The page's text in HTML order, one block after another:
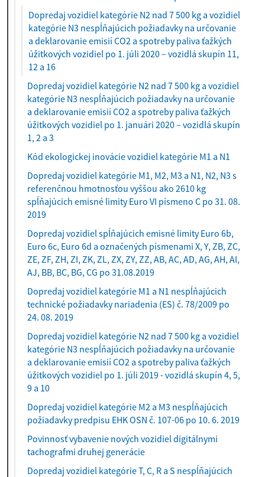
Dopredaj vozidiel kategórie N2 nad 7 500 kg a vozidiel
kategórie N3 nespĺňajúcich požiadavky na určovanie
a deklarovanie emisií CO2 a spotreby paliva ťažkých
úžitkových vozidiel po 1. júli 2020 – vozidlá skupín 11,
12 a 16(
a
k
t
u
á
n
e
Dopredaj vozidiel kategórie N2 nad 7 500 kg a vozidiel
kategórie N3 nespĺňajúcich požiadavky na určovanie
a deklarovanie emisií CO2 a spotreby paliva ťažkých
úžitkových vozidiel po 1. januári 2020 – vozidlá skupín
1, 2 a 3
Kód ekologickej inovácie vozidiel kategórie M1 a N1
Dopredaj vozidiel kategórie M1, M2, M3 a N1, N2, N3 s
referenčnou hmotnosťou vyššou ako 2610 kg
spĺňajúcich emisné limity Euro VI písmeno C po 31. 08.
2019
Dopredaj vozidiel spĺňajúcich emisné limity Euro 6b,
Euro 6c, Euro 6d a označených písmenami X, Y, ZB, ZC,
ZE, ZF, ZH, ZI, ZK, ZL, ZX, ZY, ZZ, AB, AC, AD, AG, AH, AI,
AJ, BB, BC, BG, CG po 31.08.2019
Dopredaj vozidiel kategórie M1 a N1 nespĺňajúcich
technické požiadavky nariadenia (ES) č. 78/2009 po
24. 08. 2019
Dopredaj vozidiel kategórie N2 nad 7 500 kg a vozidiel
kategórie N3 nespĺňajúcich požiadavky na určovanie
a deklarovanie emisií CO2 a spotreby paliva ťažkých
úžitkových vozidiel po 1. júli 2019 - vozidlá skupín 4, 5,
9 a 10
Dopredaj vozidiel kategórie M2 a M3 nespĺňajúcich
požiadavky predpisu EHK OSN č. 107-06 po 10. 6. 2019
Povinnosť vybavenie nových vozidiel digitálnymi
tachografmi druhej generácie
Dopredaj vozidiel kategórie T, C, R a S nespĺňajúcich